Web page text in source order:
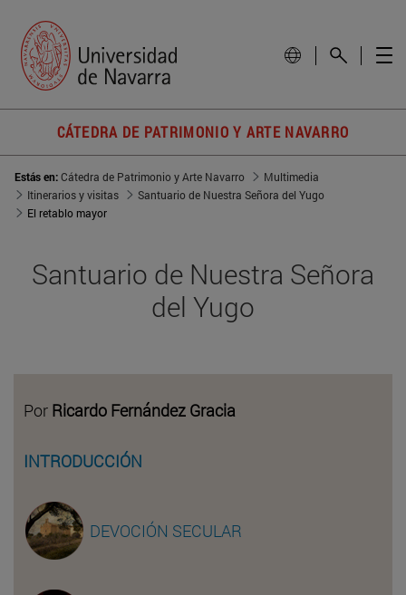
CÁTEDRA DE PATRIMONIO Y ARTE NAVARRO
Estás en:Cátedra de Patrimonio y Arte Navarro
Multimedia
Itinerarios y visitas
Santuario de Nuestra Señora del Yugo
El retablo mayor
Santuario de Nuestra Señora
del Yugo
Por Ricardo Fernández Gracia
INTRODUCCIÓN
DEVOCIÓN SECULAR